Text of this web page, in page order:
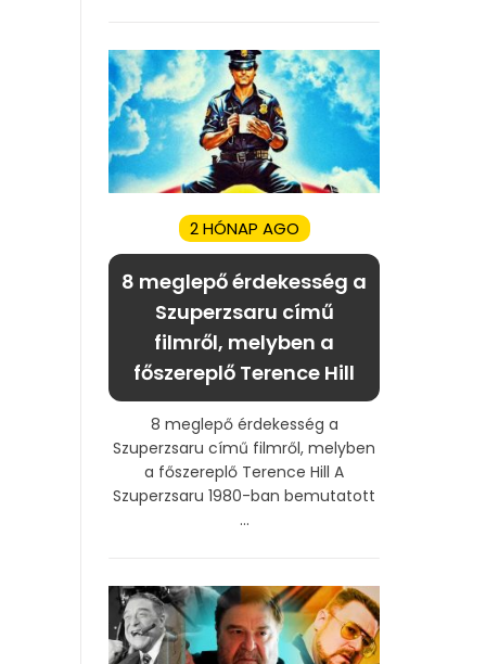
2 HÓNAP AGO
8 meglepő érdekesség a
Szuperzsaru című
filmről, melyben a
főszereplő Terence Hill
8 meglepő érdekesség a
Szuperzsaru című filmről, melyben
a főszereplő Terence Hill A
Szuperzsaru 1980-ban bemutatott
...